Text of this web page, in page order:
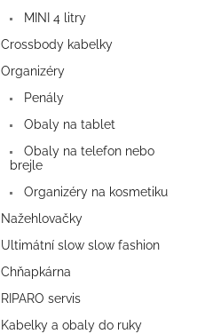
MINI 4 litry
Crossbody kabelky
Organizéry
Penály
Obaly na tablet
Obaly na telefon nebo
brejle
Organizéry na kosmetiku
Nažehlovačky
Ultimátní slow slow fashion
Chňapkárna
RIPARO servis
Kabelky a obaly do ruky